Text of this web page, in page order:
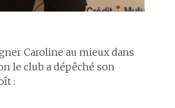
Caroline au mieux dans
le club a dépêché son
: